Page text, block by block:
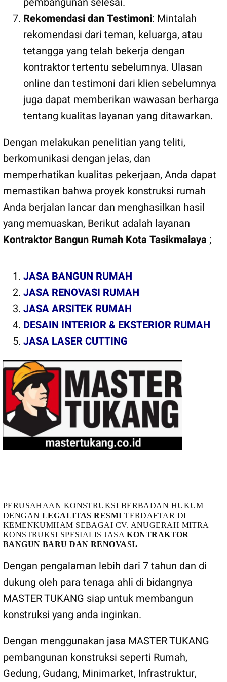
Rekomendasi dan Testimoni: Mintalah
rekomendasi dari teman, keluarga, atau
tetangga yang telah bekerja dengan
kontraktor tertentu sebelumnya. Ulasan
online dan testimoni dari klien sebelumnya
juga dapat memberikan wawasan berharga
tentang kualitas layanan yang ditawarkan.
Dengan melakukan penelitian yang teliti,
berkomunikasi dengan jelas, dan
memperhatikan kualitas pekerjaan, Anda dapat
memastikan bahwa proyek konstruksi rumah
Anda berjalan lancar dan menghasilkan hasil
yang memuaskan, Berikut adalah layanan
Kontraktor Bangun Rumah Kota Tasikmalaya ;
JASA BANGUN RUMAH
JASA RENOVASI RUMAH
JASA ARSITEK RUMAH
DESAIN INTERIOR & EKSTERIOR RUMAH
JASA LASER CUTTING
PERUSAHAAN KONSTRUKSI BERBADAN HUKUM
DENGAN LEGALITAS RESMI TERDAFTAR DI
KEMENKUMHAM SEBAGAI CV. ANUGERAH MITRA
KONSTRUKSI SPESIALIS JASAKONTRAKTOR
BANGUN BARU DAN RENOVASI.
Dengan pengalaman lebih dari 7 tahun dan di
dukung oleh para tenaga ahli di bidangnya
MASTER TUKANG siap untuk membangun
konstruksi yang anda inginkan.
Dengan menggunakan jasa MASTER TUKANG
pembangunan konstruksi seperti Rumah,
Gedung, Gudang, Minimarket, Infrastruktur,